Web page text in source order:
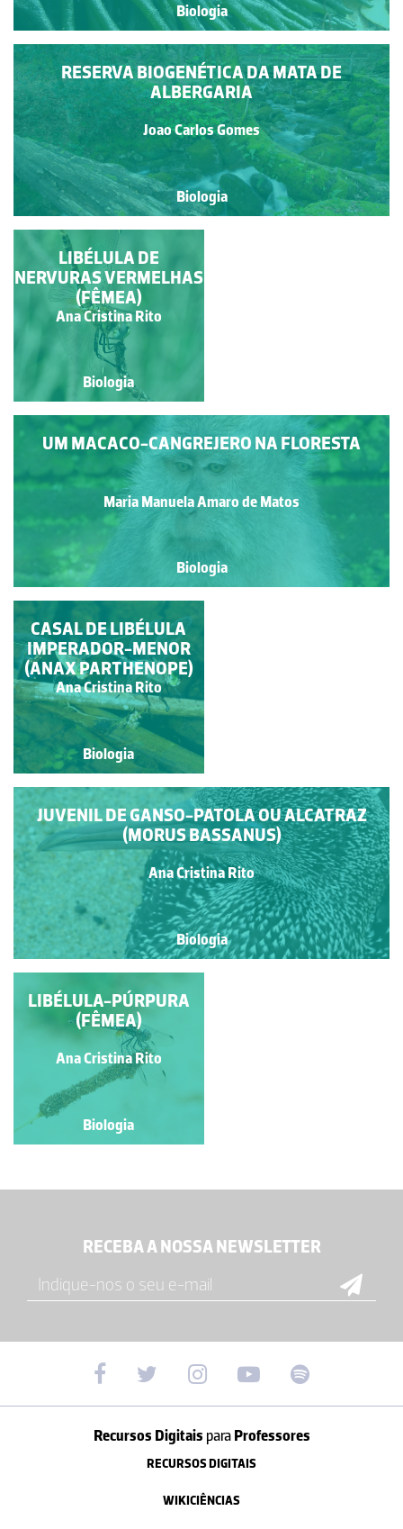
Biologia
RESERVA BIOGENÉTICA DA MATA DE
ALBERGARIA
Joao Carlos Gomes
Biologia
ANÉMONA
Ana Isabel dos Santos
Rebelo
Biologia
UM MACACO-CANGREJERO NA FLORESTA
Maria Manuela Amaro de Matos
Biologia
LIBÉLULA DE
NERVURAS VERMELHAS
(FÊMEA)
Ana Cristina Rito
Biologia
LIBÉLULA DE
NERVURAS
VERMELHAS (MACHO)
Ana Cristina Rito
Biologia
JUVENIL DE GANSO-PATOLA OU ALCATRAZ
(MORUS BASSANUS)
Ana Cristina Rito
Biologia
CASAL DE LIBÉLULA
IMPERADOR-MENOR
(ANAX PARTHENOPE)
Ana Cristina Rito
Biologia
LIBÉLULA-PÚRPURA
(MACHO)
Ana Cristina Rito
Biologia
LIBÉLULA-PÚRPURA
(FÊMEA)
Ana Cristina Rito
Biologia
RECEBA A NOSSA NEWSLETTER
Recursos Digitais paraProfessores
RECURSOS DIGITAIS
WIKICIÊNCIAS